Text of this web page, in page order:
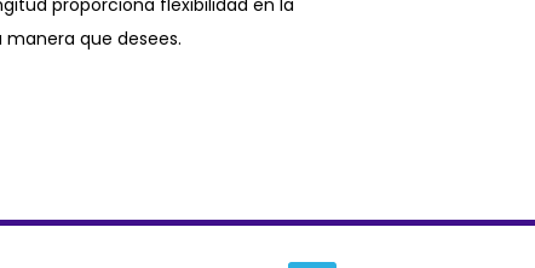
proporciona flexibilidad en la
que desees.